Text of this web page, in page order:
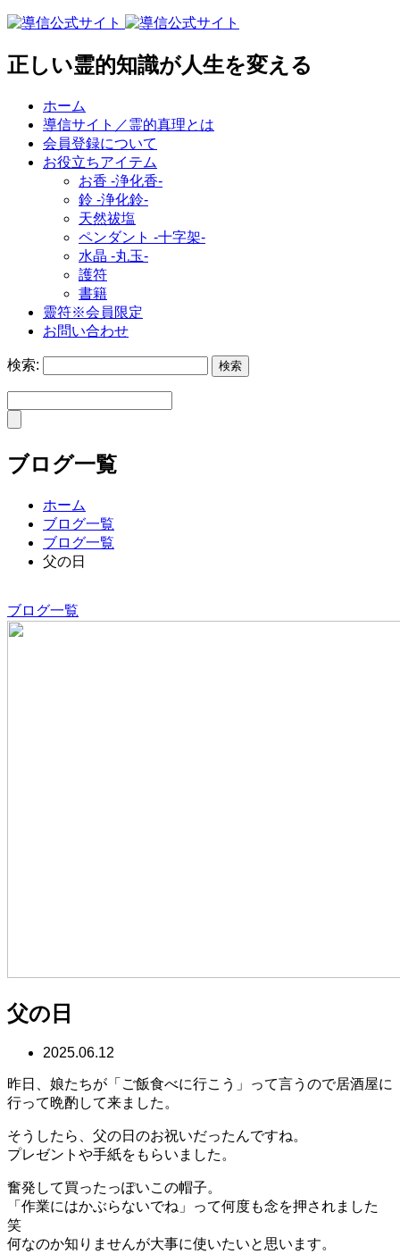
正しい霊的知識が人生を変える
ホーム
導信サイト／霊的真理とは
会員登録について
お役立ちアイテム
お香 ‐浄化香‐
鈴 ‐浄化鈴‐
天然祓塩
ペンダント -十字架-
水晶 -丸玉-
護符
書籍
靈符※会員限定
お問い合わせ
検索:
ブログ一覧
ホーム
ブログ一覧
ブログ一覧
父の日
ブログ一覧
父の日
2025.06.12
昨日、娘たちが「ご飯食べに行こう」って言うので居酒屋に
行って晩酌して来ました。
そうしたら、父の日のお祝いだったんですね。
プレゼントや手紙をもらいました。
奮発して買ったっぽいこの帽子。
「作業にはかぶらないでね」って何度も念を押されました
笑
何なのか知りませんが大事に使いたいと思います。